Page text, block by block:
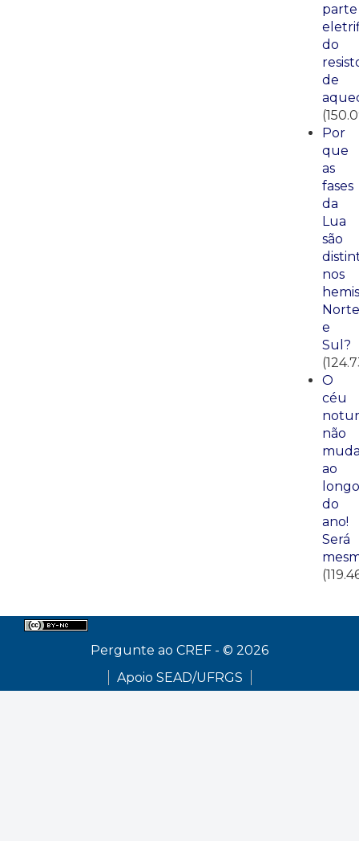
parte
do
de
Por
que
as
fases
da
Lua
são
nos
Norte
e
Sul?
O
céu
não
ao
longo
do
ano!
Será
Pergunte ao CREF - © 2026
Apoio SEAD/UFRGS